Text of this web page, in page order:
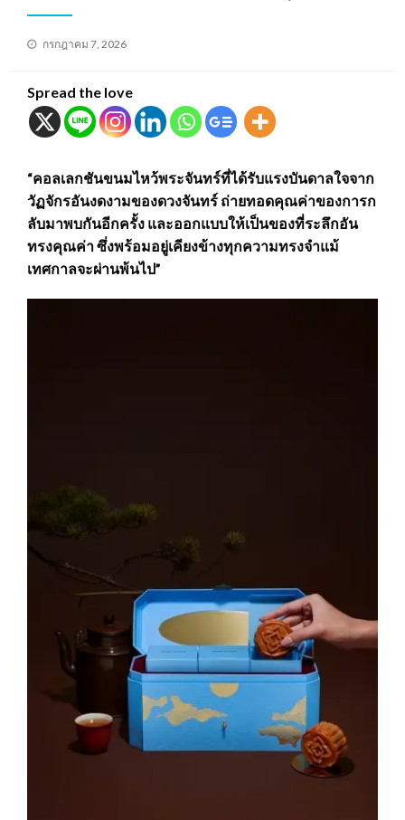
Posted
กรกฎาคม 7, 2026
Spread the love
“คอลเลกชันขนมไหว้พระจันทร์ที่ได้รับแรงบันดาลใจจาก
วัฏจักรอันงดงามของดวงจันทร์ ถ่ายทอดคุณค่าของการก
ลับมาพบกันอีกครั้ง และออกแบบให้เป็นของที่ระลึกอัน
ทรงคุณค่า ซึ่งพร้อมอยู่เคียงข้างทุกความทรงจำแม้
เทศกาลจะผ่านพ้นไป”